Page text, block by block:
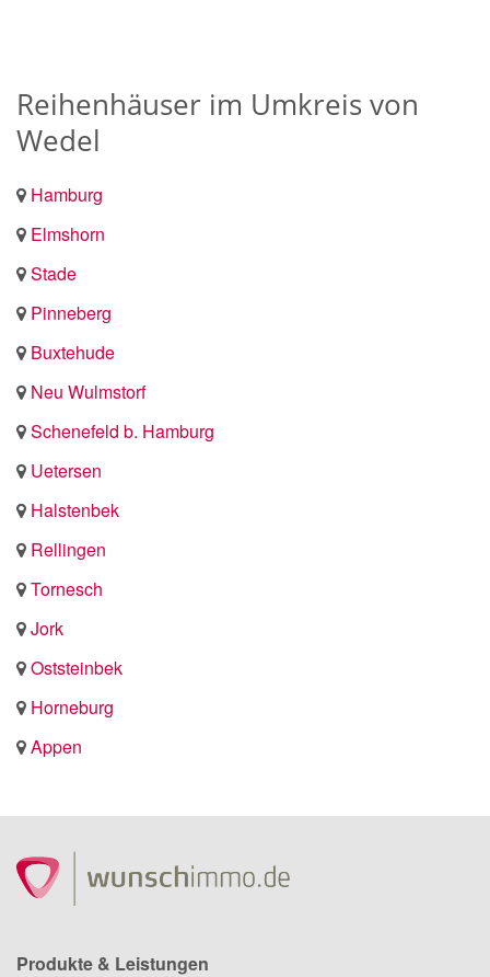
Reihenhäuser im Umkreis von
Wedel
Hamburg
Elmshorn
Stade
Pinneberg
Buxtehude
Neu Wulmstorf
Schenefeld b. Hamburg
Uetersen
Halstenbek
Rellingen
Tornesch
Jork
Oststeinbek
Horneburg
Appen
Produkte & Leistungen